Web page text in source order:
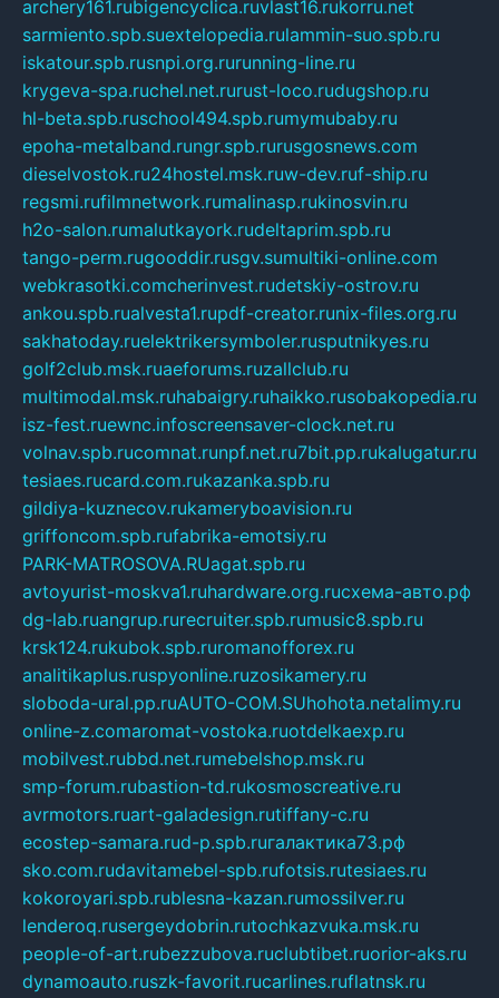
archery161.rubigencyclica.ruvlast16.rukorru.net
sarmiento.spb.suextelopedia.rulammin-suo.spb.ru
iskatour.spb.rusnpi.org.rurunning-line.ru
krygeva-spa.ruchel.net.rurust-loco.rudugshop.ru
hl-beta.spb.ruschool494.spb.rumymubaby.ru
epoha-metalband.rungr.spb.rurusgosnews.com
dieselvostok.ru24hostel.msk.ruw-dev.ruf-ship.ru
regsmi.rufilmnetwork.rumalinasp.rukinosvin.ru
h2o-salon.rumalutkayork.rudeltaprim.spb.ru
tango-perm.rugooddir.rusgv.sumultiki-online.com
webkrasotki.comcherinvest.rudetskiy-ostrov.ru
ankou.spb.rualvesta1.rupdf-creator.runix-files.org.ru
sakhatoday.ruelektrikersymboler.rusputnikyes.ru
golf2club.msk.ruaeforums.ruzallclub.ru
multimodal.msk.ruhabaigry.ruhaikko.rusobakopedia.ru
isz-fest.ruewnc.infoscreensaver-clock.net.ru
volnav.spb.rucomnat.runpf.net.ru7bit.pp.rukalugatur.ru
tesiaes.rucard.com.rukazanka.spb.ru
gildiya-kuznecov.rukameryboavision.ru
griffoncom.spb.rufabrika-emotsiy.ru
PARK-MATROSOVA.RUagat.spb.ru
avtoyurist-moskva1.ruhardware.org.ruсхема-авто.рф
dg-lab.ruangrup.rurecruiter.spb.rumusic8.spb.ru
krsk124.rukubok.spb.ruromanofforex.ru
analitikaplus.ruspyonline.ruzosikamery.ru
sloboda-ural.pp.ruAUTO-COM.SUhohota.netalimy.ru
online-z.comaromat-vostoka.ruotdelkaexp.ru
mobilvest.rubbd.net.rumebelshop.msk.ru
smp-forum.rubastion-td.rukosmoscreative.ru
avrmotors.ruart-galadesign.rutiffany-c.ru
ecostep-samara.rud-p.spb.ruгалактика73.рф
sko.com.rudavitamebel-spb.rufotsis.rutesiaes.ru
kokoroyari.spb.rublesna-kazan.rumossilver.ru
lenderoq.rusergeydobrin.rutochkazvuka.msk.ru
people-of-art.rubezzubova.ruclubtibet.ruorior-aks.ru
dynamoauto.ruszk-favorit.rucarlines.ruflatnsk.ru